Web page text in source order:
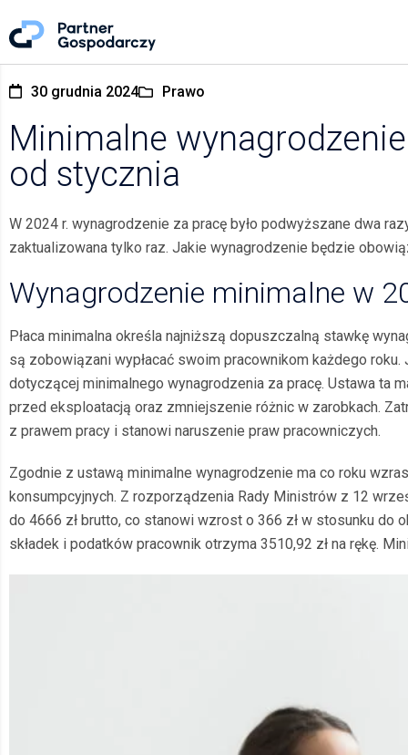
30 grudnia 2024 Prawo
Minimalne
od stycznia
W 2024 r. wynagrodzenie za pracę było podwyższane dwa
zaktualizowana tylko raz. Jakie wynagrodzenie będzie
Wynagrodzenie minimalne w
Płaca minimalna określa najniższą dopuszczalną stawkę
są zobowiązani wypłacać swoim pracownikom każdego
dotyczącej minimalnego wynagrodzenia za pracę. Ustawa ta
przed eksploatacją oraz zmniejszenie różnic w zarobkach.
z prawem pracy i stanowi naruszenie praw pracowniczych.
Zgodnie z ustawą minimalne wynagrodzenie ma co roku
konsumpcyjnych. Z rozporządzenia Rady Ministrów z 12
do 4666 zł brutto, co stanowi wzrost o 366 zł w stosunku
składek i podatków pracownik otrzyma 3510,92 zł na rękę.